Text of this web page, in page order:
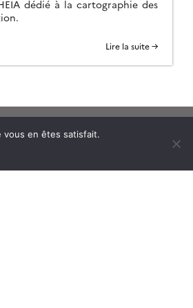
dédié à la cartographie des
Lire la suite →
Follow
vous en êtes satisfait.